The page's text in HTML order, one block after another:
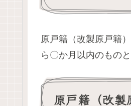
原戸籍（改製原戸籍
ら〇か月以内のもの
原戸籍（改製